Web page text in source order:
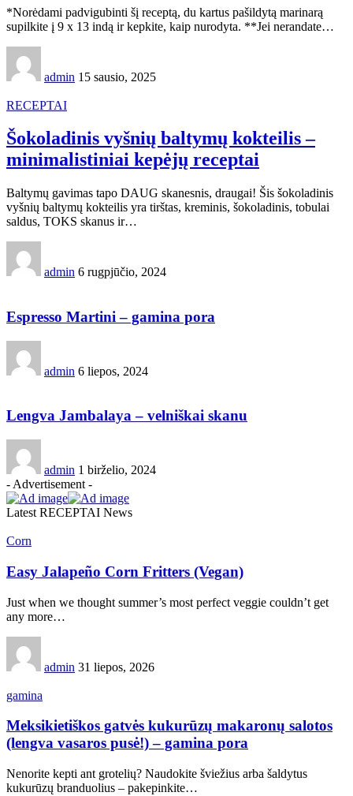
*Norėdami padvigubinti šį receptą, du kartus pašildytą marinarą
supilkite į 9 x 13 indą ir kepkite, kaip nurodyta. **Jei nerandate…
admin 15 sausio, 2025
RECEPTAI
Šokoladinis vyšnių baltymų kokteilis –
minimalistiniai kepėjų receptai
Baltymų gavimas tapo DAUG skanesnis, draugai! Šis šokoladinis
vyšnių baltymų kokteilis yra tirštas, kreminis, šokoladinis, tobulai
saldus, TOKS skanus ir…
admin 6 rugpjūčio, 2024
Espresso Martini – gamina pora
admin 6 liepos, 2024
Lengva Jambalaya – velniškai skanu
admin 1 birželio, 2024
- Advertisement -
Latest RECEPTAI News
Corn
Easy Jalapeño Corn Fritters (Vegan)
Just when we thought summer’s most perfect veggie couldn’t get
any more…
admin 31 liepos, 2026
gamina
Meksikietiškos gatvės kukurūzų makaronų salotos
(lengva vasaros pusė!) – gamina pora
Nenorite kepti ant grotelių? Naudokite šviežius arba šaldytus
kukurūzų branduolius – pakepinkite…